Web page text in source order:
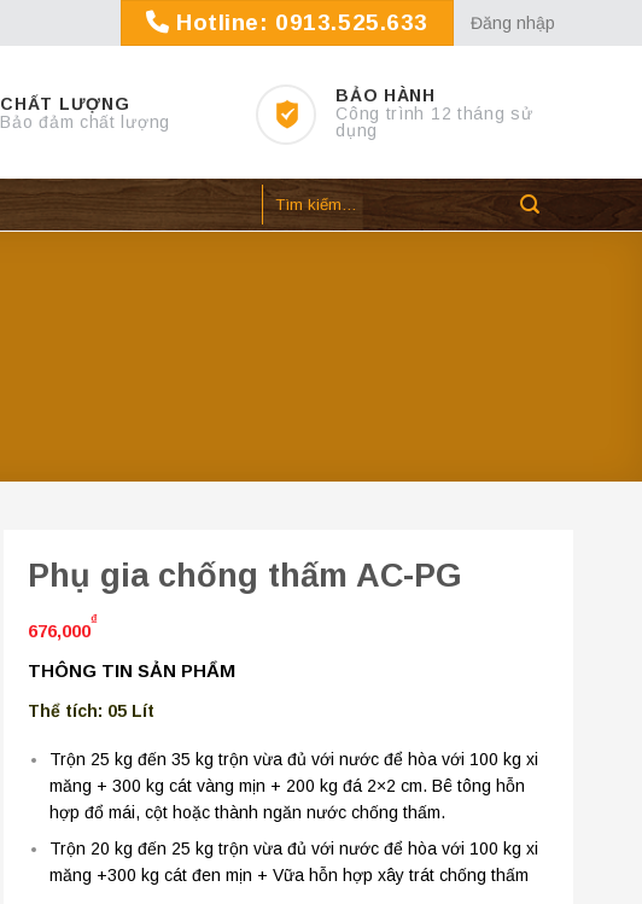
Hotline: 0913.525.633 Đăng nhập
CHẤT LƯỢNG
Bảo đảm chất lượng
BẢO HÀNH
Công trình 12 tháng sử
dụng
Phụ gia chống thấm AC-PG
676,000
₫
THÔNG TIN SẢN PHẨM
Thể tích: 05 Lít
Trộn 25 kg đến 35 kg trộn vừa đủ với nước để hòa với 100 kg xi
măng + 300 kg cát vàng mịn + 200 kg đá 2×2 cm. Bê tông hỗn
hợp đổ mái, cột hoặc thành ngăn nước chống thấm.
Trộn 20 kg đến 25 kg trộn vừa đủ với nước để hòa với 100 kg xi
măng +300 kg cát đen mịn + Vữa hỗn hợp xây trát chống thấm